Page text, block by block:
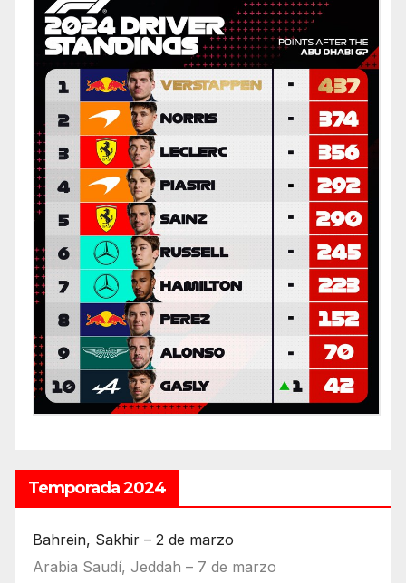
Temporada 2024
Bahrein, Sakhir – 2 de marzo
Arabia Saudí, Jeddah – 7 de marzo